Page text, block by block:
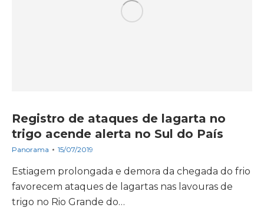
Registro de ataques de lagarta no
trigo acende alerta no Sul do País
Panorama 15/07/2019
Estiagem prolongada e demora da chegada do frio
favorecem ataques de lagartas nas lavouras de
trigo no Rio Grande do…